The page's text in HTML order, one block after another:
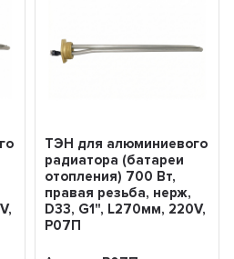
ТЭН для алюминиевого
радиатора (батареи
отопления) 700 Вт,
правая резьба, нерж,
D33, G1", L270мм, 220V,
Р07П